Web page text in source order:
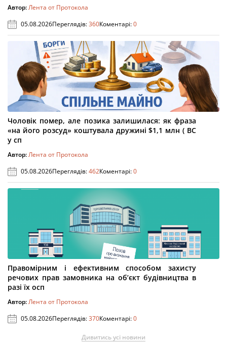
Автор:Лента от Протокола
05.08.2026Переглядів:360Коментарі:0
Чоловік помер, але позика залишилася: як фраза
«на його розсуд» коштувала дружині $1,1 млн ( ВС
у сп
Автор:Лента от Протокола
05.08.2026Переглядів:462Коментарі:0
Правомірним і ефективним способом захисту
речових прав замовника на об’єкт будівництва в
разі їх осп
Автор:Лента от Протокола
05.08.2026Переглядів:370Коментарі:0
Дивитись усі новини